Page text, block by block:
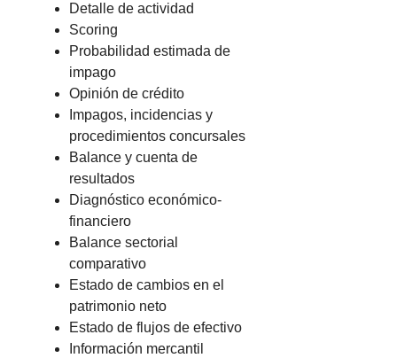
Detalle de actividad
Scoring
Probabilidad estimada de
impago
Opinión de crédito
Impagos, incidencias y
procedimientos concursales
Balance y cuenta de
resultados
Diagnóstico económico-
financiero
Balance sectorial
comparativo
Estado de cambios en el
patrimonio neto
Estado de flujos de efectivo
Información mercantil